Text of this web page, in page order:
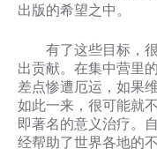
出版的希望之中。
有了这些目标，很
出贡献。在集中营里
差点惨遭厄运，如果
如此一来，很可能就
即著名的意义治疗。
经帮助了世界各地的